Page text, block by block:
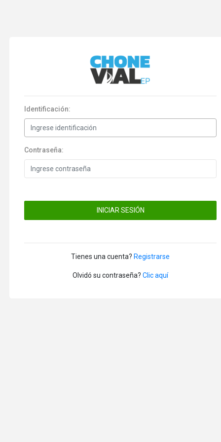
Identificación:
Contraseña:
INICIAR SESIÓN
Tienes una cuenta? Registrarse
Olvidó su contraseña? Clic aquí